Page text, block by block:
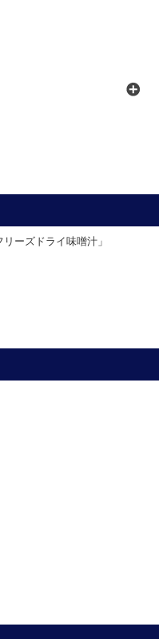
ーズドライ味噌汁」